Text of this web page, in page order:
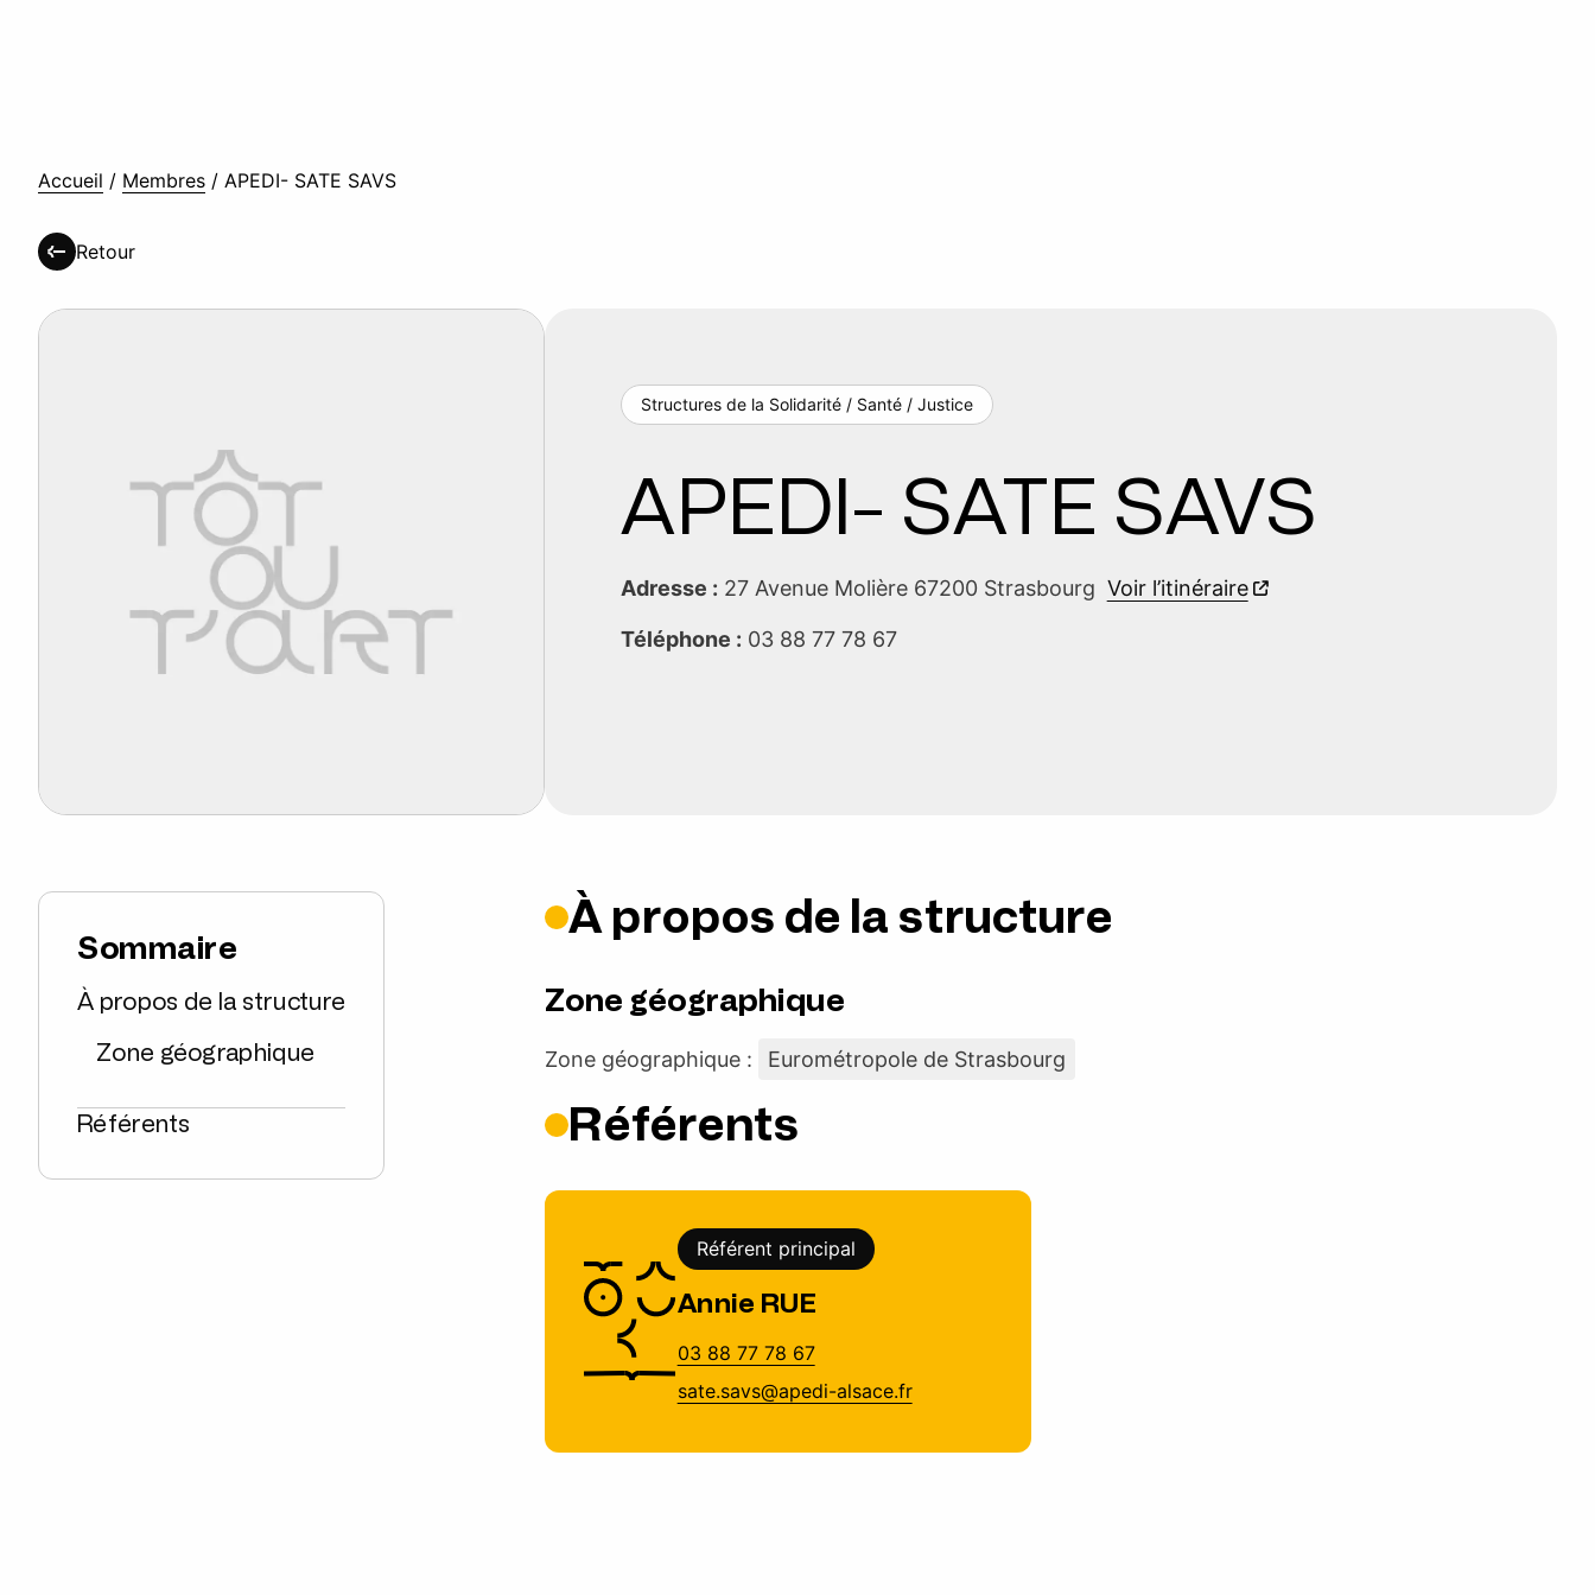
Accueil / Membres / APEDI- SATE SAVS
Retour
Structures de la Solidarité / Santé / Justice
APEDI- SATE SAVS
Adresse : 27 Avenue Molière 67200 Strasbourg Voir l’itinéraire
Téléphone : 03 88 77 78 67
Sommaire
À propos de la structure
Zone géographique
Référents
À propos de la structure
Zone géographique
Zone géographique : Eurométropole de Strasbourg
Référents
Référent principal
Annie RUE
03 88 77 78 67
sate.savs@apedi-alsace.fr